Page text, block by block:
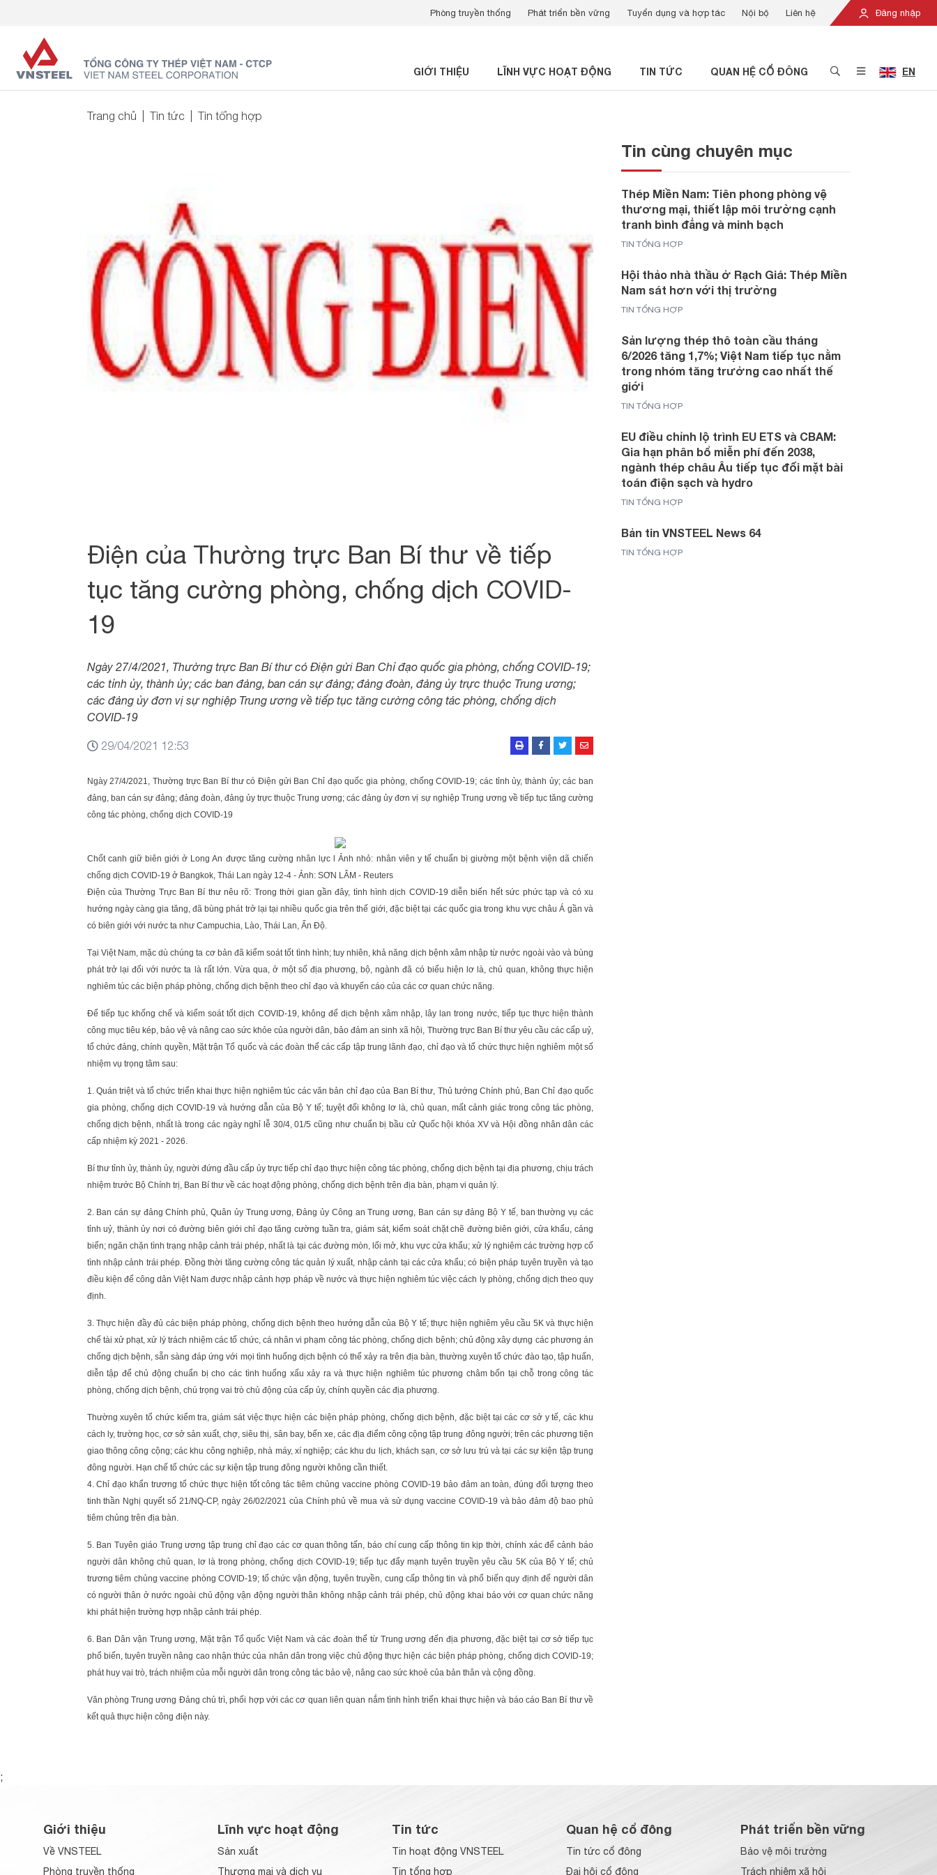
Đăng nhập
Phòng truyền thống Phát triển bền vững Tuyển dụng và hợp tác Nội bộ Liên hệ
GIỚI THIỆU LĨNH VỰC HOẠT ĐỘNG TIN TỨC QUAN HỆ CỔ ĐÔNG EN
Trang chủ Tin tức Tin tổng hợp
Điện của Thường trực Ban Bí thư về tiếp
tục tăng cường phòng, chống dịch COVID-
19
Ngày 27/4/2021, Thường trực Ban Bí thư có Điện gửi Ban Chỉ đạo quốc gia phòng, chống COVID-19;
các tỉnh ủy, thành ủy; các ban đảng, ban cán sự đảng; đảng đoàn, đảng ủy trực thuộc Trung ương;
các đảng ủy đơn vị sự nghiệp Trung ương về tiếp tục tăng cường công tác phòng, chống dịch
COVID-19
29/04/2021 12:53
Ngày 27/4/2021, Thường trực Ban Bí thư có Điện gửi Ban Chỉ đạo quốc gia phòng, chống COVID-19; các tỉnh ủy, thành ủy; các ban
đảng, ban cán sự đảng; đảng đoàn, đảng ủy trực thuộc Trung ương; các đảng ủy đơn vị sự nghiệp Trung ương về tiếp tục tăng cường
công tác phòng, chống dịch COVID-19
Chốt canh giữ biên giới ở Long An được tăng cường nhân lực l Ảnh nhỏ: nhân viên y tế chuẩn bị giường một bệnh viện dã chiến
chống dịch COVID-19 ở Bangkok, Thái Lan ngày 12-4 - Ảnh: SƠN LÂM - Reuters
Điện của Thường Trực Ban Bí thư nêu rõ: Trong thời gian gần đây, tình hình dịch COVID-19 diễn biến hết sức phức tạp và có xu
hướng ngày càng gia tăng, đã bùng phát trở lại tại nhiều quốc gia trên thế giới, đặc biệt tại các quốc gia trong khu vực châu Á gần và
có biên giới với nước ta như Campuchia, Lào, Thái Lan, Ấn Độ.
Tại Việt Nam, mặc dù chúng ta cơ bản đã kiểm soát tốt tình hình; tuy nhiên, khả năng dịch bệnh xâm nhập từ nước ngoài vào và bùng
phát trở lại đối với nước ta là rất lớn. Vừa qua, ở một số địa phương, bộ, ngành đã có biểu hiện lơ là, chủ quan, không thực hiện
nghiêm túc các biện pháp phòng, chống dịch bệnh theo chỉ đạo và khuyến cáo của các cơ quan chức năng.
Để tiếp tục khống chế và kiểm soát tốt dịch COVID-19, không để dịch bệnh xâm nhập, lây lan trong nước, tiếp tục thực hiện thành
công mục tiêu kép, bảo vệ và nâng cao sức khỏe của người dân, bảo đảm an sinh xã hội, Thường trực Ban Bí thư yêu cầu các cấp uỷ,
tổ chức đảng, chính quyền, Mặt trận Tổ quốc và các đoàn thể các cấp tập trung lãnh đạo, chỉ đạo và tổ chức thực hiện nghiêm một số
nhiệm vụ trọng tâm sau:
1. Quán triệt và tổ chức triển khai thực hiện nghiêm túc các văn bản chỉ đạo của Ban Bí thư, Thủ tướng Chính phủ, Ban Chỉ đạo quốc
gia phòng, chống dịch COVID-19 và hướng dẫn của Bộ Y tế; tuyệt đối không lơ là, chủ quan, mất cảnh giác trong công tác phòng,
chống dịch bệnh, nhất là trong các ngày nghỉ lễ 30/4, 01/5 cũng như chuẩn bị bầu cử Quốc hội khóa XV và Hội đồng nhân dân các
cấp nhiệm kỳ 2021 - 2026.
Bí thư tỉnh ủy, thành ủy, người đứng đầu cấp ủy trực tiếp chỉ đạo thực hiện công tác phòng, chống dịch bệnh tại địa phương, chịu trách
nhiệm trước Bộ Chính trị, Ban Bí thư về các hoạt động phòng, chống dịch bệnh trên địa bàn, phạm vi quản lý.
2. Ban cán sự đảng Chính phủ, Quân ủy Trung ương, Đảng ủy Công an Trung ương, Ban cán sự đảng Bộ Y tế, ban thường vụ các
tỉnh uỷ, thành ủy nơi có đường biên giới chỉ đạo tăng cường tuần tra, giám sát, kiểm soát chặt chẽ đường biên giới, cửa khẩu, cảng
biển; ngăn chặn tình trạng nhập cảnh trái phép, nhất là tại các đường mòn, lối mở, khu vực cửa khẩu; xử lý nghiêm các trường hợp cố
tình nhập cảnh trái phép. Đồng thời tăng cường công tác quản lý xuất, nhập cảnh tại các cửa khẩu; có biện pháp tuyên truyền và tạo
điều kiện để công dân Việt Nam được nhập cảnh hợp pháp về nước và thực hiện nghiêm túc việc cách ly phòng, chống dịch theo quy
định.
3. Thực hiện đầy đủ các biện pháp phòng, chống dịch bệnh theo hướng dẫn của Bộ Y tế; thực hiện nghiêm yêu cầu 5K và thực hiện
chế tài xử phạt, xử lý trách nhiệm các tổ chức, cá nhân vi phạm công tác phòng, chống dịch bệnh; chủ động xây dựng các phương án
chống dịch bệnh, sẵn sàng đáp ứng với mọi tình huống dịch bệnh có thể xảy ra trên địa bàn, thường xuyên tổ chức đào tạo, tập huấn,
diễn tập để chủ động chuẩn bị cho các tình huống xấu xảy ra và thực hiện nghiêm túc phương châm bốn tại chỗ trong công tác
phòng, chống dịch bệnh, chú trọng vai trò chủ động của cấp ủy, chính quyền các địa phương.
Thường xuyên tổ chức kiểm tra, giám sát việc thực hiện các biện pháp phòng, chống dịch bệnh, đặc biệt tại các cơ sở y tế, các khu
cách ly, trường học, cơ sở sản xuất, chợ, siêu thị, sân bay, bến xe, các địa điểm công cộng tập trung đông người; trên các phương tiện
giao thông công cộng; các khu công nghiệp, nhà máy, xí nghiệp; các khu du lịch, khách sạn, cơ sở lưu trú và tại các sự kiện tập trung
đông người. Hạn chế tổ chức các sự kiện tập trung đông người không cần thiết.
4. Chỉ đạo khẩn trương tổ chức thực hiện tốt công tác tiêm chủng vaccine phòng COVID-19 bảo đảm an toàn, đúng đối tượng theo
tinh thần Nghị quyết số 21/NQ-CP, ngày 26/02/2021 của Chính phủ về mua và sử dụng vaccine COVID-19 và bảo đảm độ bao phủ
tiêm chủng trên địa bàn.
5. Ban Tuyên giáo Trung ương tập trung chỉ đạo các cơ quan thông tấn, báo chí cung cấp thông tin kịp thời, chính xác để cảnh báo
người dân không chủ quan, lơ là trong phòng, chống dịch COVID-19; tiếp tục đẩy mạnh tuyên truyền yêu cầu 5K của Bộ Y tế; chủ
trương tiêm chủng vaccine phòng COVID-19; tổ chức vận động, tuyên truyền, cung cấp thông tin và phổ biến quy định để người dân
có người thân ở nước ngoài chủ động vận động người thân không nhập cảnh trái phép, chủ động khai báo với cơ quan chức năng
khi phát hiện trường hợp nhập cảnh trái phép.
6. Ban Dân vận Trung ương, Mặt trận Tổ quốc Việt Nam và các đoàn thể từ Trung ương đến địa phương, đặc biệt tại cơ sở tiếp tục
phổ biến, tuyên truyền nâng cao nhận thức của nhân dân trong việc chủ động thực hiện các biện pháp phòng, chống dịch COVID-19;
phát huy vai trò, trách nhiệm của mỗi người dân trong công tác bảo vệ, nâng cao sức khoẻ của bản thân và cộng đồng.
Văn phòng Trung ương Ðảng chủ trì, phối hợp với các cơ quan liên quan nắm tình hình triển khai thực hiện và báo cáo Ban Bí thư về
kết quả thực hiện công điện này.
Tin cùng chuyên mục
Thép Miền Nam: Tiên phong phòng vệ
thương mại, thiết lập môi trường cạnh
tranh bình đẳng và minh bạch
TIN TỔNG HỢP
Hội thảo nhà thầu ở Rạch Giá: Thép Miền
Nam sát hơn với thị trường
TIN TỔNG HỢP
Sản lượng thép thô toàn cầu tháng
6/2026 tăng 1,7%; Việt Nam tiếp tục nằm
trong nhóm tăng trưởng cao nhất thế
giới
TIN TỔNG HỢP
EU điều chỉnh lộ trình EU ETS và CBAM:
Gia hạn phân bổ miễn phí đến 2038,
ngành thép châu Âu tiếp tục đối mặt bài
toán điện sạch và hydro
TIN TỔNG HỢP
Bản tin VNSTEEL News 64
TIN TỔNG HỢP
;
Giới thiệu
Về VNSTEEL
Phòng truyền thống
Lĩnh vực hoạt động
Sản xuất
Thương mại và dịch vụ
Tin tức
Tin hoạt động VNSTEEL
Tin tổng hợp
Quan hệ cổ đông
Tin tức cổ đông
Đại hội cổ đông
Phát triển bền vững
Bảo vệ môi trường
Trách nhiệm xã hội